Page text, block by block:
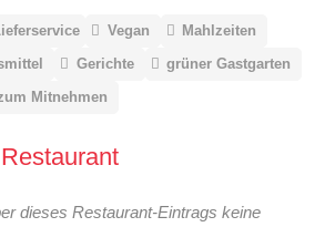
Vegan
Mahlzeiten
Gerichte
grüner Gastgarten
Mitnehmen
dieses Restaurant-Eintrags keine